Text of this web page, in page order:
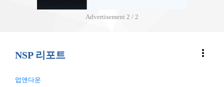
Advertisement 2 / 2
NSP 리포트 more_vert
업앤다운